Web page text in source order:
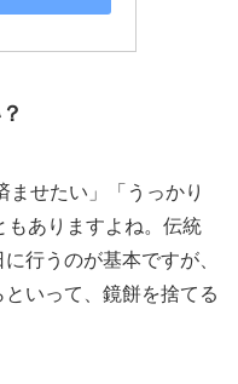
ませたい」「うっかり
もありますよね。伝統
行うのが基本ですが、
いって、鏡餅を捨てる